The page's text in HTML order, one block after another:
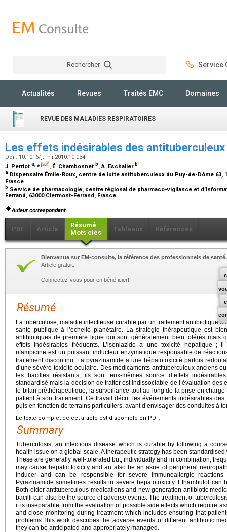
Rechercher Service
Actualités Revues Traités EMC Domaines
REVUE DES MALADIES RESPIRATOIRES
Les effets indésirables des
Doi : 10.1016/j.rmr.2010.10.034
J. Perriot a,⁎ , É. Chambonnet b, A. Eschalier b
a Dispensaire Émile-Roux, centre de lutte antituberculeux du Puy-de-Dôme 63,
France
b Service de pharmacologie, centre régional de pharmaco-vigilance et
Ferrand, 63000 Clermont-Ferrand, France
Auteur correspondant.
PDF Article
Résumé
Mots clés
Tableaux Références
Bienvenue sur EM-consulte, la référence des professionnels de santé.
Article gratuit.
Connectez-vous pour en bénéficier!
Résumé
La tuberculose, maladie infectieuse curable par un traitement antibiotique
santé publique à l’échelle planétaire. La stratégie thérapeutique est
antibiotiques de première ligne qui sont généralement bien tolérés mais
effets indésirables fréquents. L’isoniazide a une toxicité hépatique ;
rifampicine est un puissant inducteur enzymatique responsable de
traitement discontinu. La pyrazinamide a une hépatotoxicité parfois
d’une sévère toxicité oculaire. Des médicaments antituberculeux anciens
les bacilles résistants, ils sont eux-mêmes source d’effets
standardisé mais la décision de traiter est indissociable de l’évaluation des
le bilan préthérapeutique, la surveillance tout au long de la prise en charge
patient à son traitement. Ce travail décrit les événements indésirables
puis en fonction de terrains particuliers, avant d’envisager des conduites à
Le texte complet de cet article est disponible en PDF.
Summary
Tuberculosis, an infectious disease which is curable by following a
health issue on a global scale. A therapeutic strategy has been
These are generally well-tolerated but, individually and in combination,
may cause hepatic toxicity and an also be an asue of peripheral
inducer and can be responsible for severe immunoallergic
Pyrazinamide sometimes results in severe hepatotoxicity. Ethambutol can
Both older antituberculous medications and new generation antibiotic
bacilli can also be the source of adverse events. The treatment of
it is inseparable from the evaluation of possible side effects which require
and close monitoring during treatment which includes ensuring that
problems.This work describes the adverse events of different antibiotic
they can be anticipated and appropriately managed.